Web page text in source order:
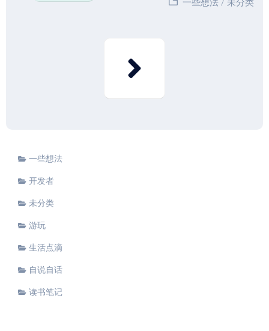
一些想法 / 未分类
一些想法
开发者
未分类
游玩
生活点滴
自说自话
读书笔记